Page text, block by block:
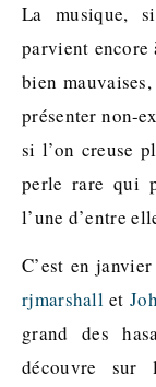
La musique,
parvient encore
bien
présenter non-
si l’on creuse
perle rare qui
l’une d’entre
C’est en
rjmarshall et
grand des
découvre sur